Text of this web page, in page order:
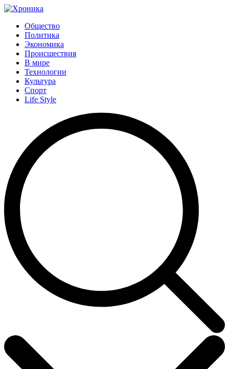
Общество
Политика
Экономика
Происшествия
В мире
Технологии
Культура
Спорт
Life Style